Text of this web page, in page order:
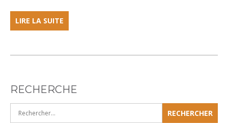
LIRE LA SUITE
RECHERCHE
Rechercher :